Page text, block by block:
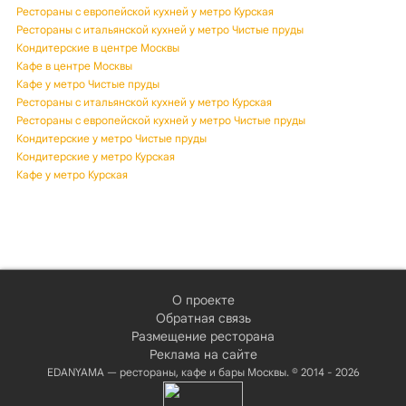
Рестораны с европейской кухней у метро Курская
Рестораны с итальянской кухней у метро Чистые пруды
Кондитерские в центре Москвы
Кафе в центре Москвы
Кафе у метро Чистые пруды
Рестораны с итальянской кухней у метро Курская
Рестораны с европейской кухней у метро Чистые пруды
Кондитерские у метро Чистые пруды
Кондитерские у метро Курская
Кафе у метро Курская
О проекте
Обратная связь
Размещение ресторана
Реклама на сайте
EDANYAMA — рестораны, кафе и бары Москвы. © 2014 - 2026